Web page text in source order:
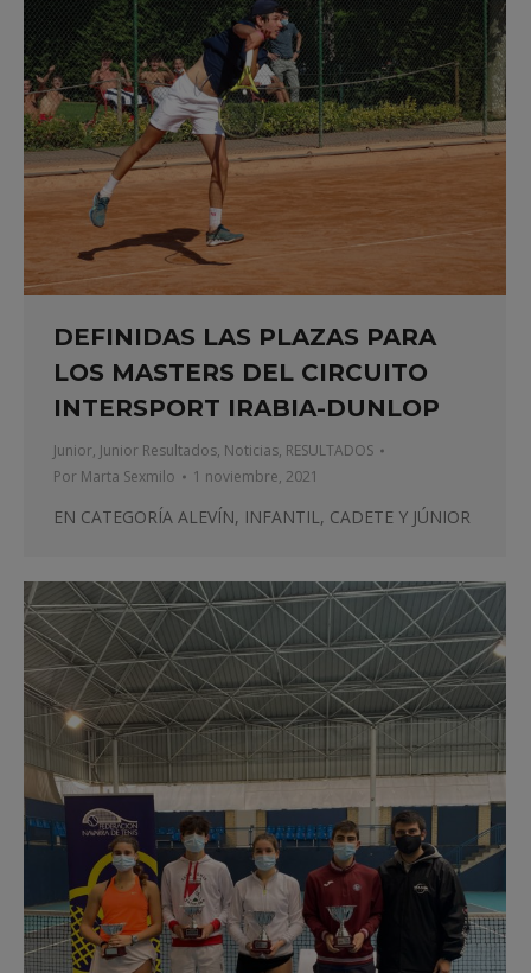
DEFINIDAS LAS PLAZAS PARA
LOS MASTERS DEL CIRCUITO
INTERSPORT IRABIA-DUNLOP
Junior, Junior Resultados, Noticias, RESULTADOS
Por Marta Sexmilo 1 noviembre, 2021
EN CATEGORÍA ALEVÍN, INFANTIL, CADETE Y JÚNIOR